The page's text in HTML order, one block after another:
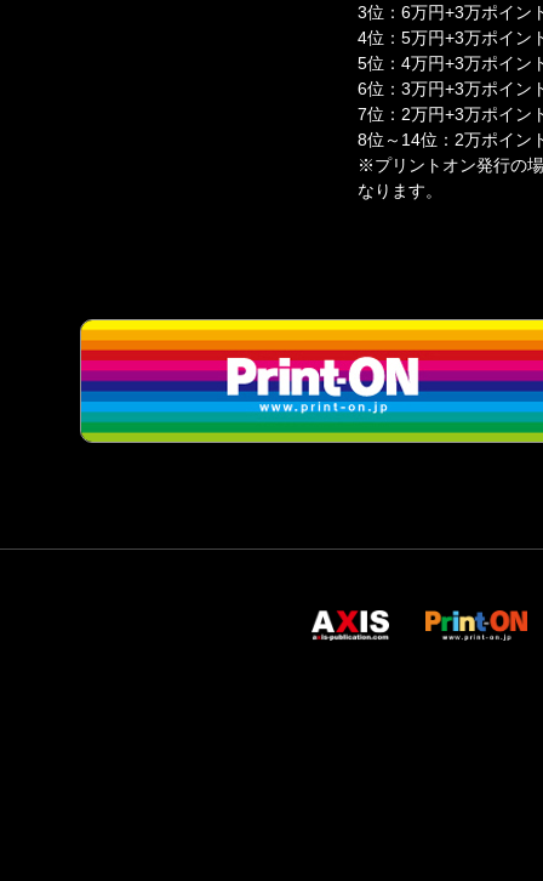
3位：6万円+3万ポイン
4位：5万円+3万ポイン
5位：4万円+3万ポイン
6位：3万円+3万ポイン
7位：2万円+3万ポイン
8位～14位：2万ポイン
※プリントオン発行の
なります。